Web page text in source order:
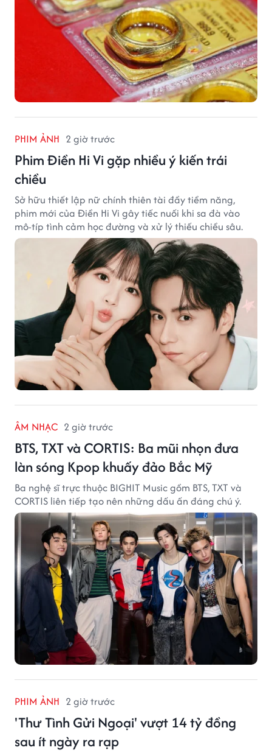
PHIM ẢNH 2 giờ trước
Phim Điền Hi Vi gặp nhiều ý kiến trái
chiều
Sở hữu thiết lập nữ chính thiên tài đầy tiềm năng,
phim mới của Điền Hi Vi gây tiếc nuối khi sa đà vào
mô-típ tình cảm học đường và xử lý thiếu chiều sâu.
ÂM NHẠC 2 giờ trước
BTS, TXT và CORTIS: Ba mũi nhọn đưa
làn sóng Kpop khuấy đảo Bắc Mỹ
Ba nghệ sĩ trực thuộc BIGHIT Music gồm BTS, TXT và
CORTIS liên tiếp tạo nên những dấu ấn đáng chú ý.
PHIM ẢNH 2 giờ trước
'Thư Tình Gửi Ngoại' vượt 14 tỷ đồng
sau ít ngày ra rạp